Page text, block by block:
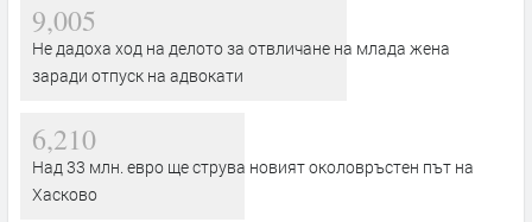
9,005
Не дадоха ход на делото за отвличане на млада жена
заради отпуск на адвокати
6,210
Над 33 млн. евро ще струва новият околовръстен път на
Хасково